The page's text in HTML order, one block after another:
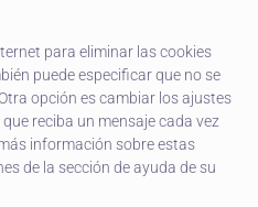
para eliminar las cookies
puede especificar que no se
opción es cambiar los ajustes
reciba un mensaje cada vez
información sobre estas
de la sección de ayuda de su